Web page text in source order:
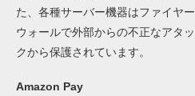
た、各種サーバー機器はファイヤー
ウォールで外部からの不正なアタッ
クから保護されています。
Amazon Pay